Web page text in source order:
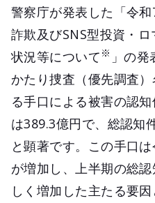
警察庁が発表した「令
詐欺及びSNS型投資・
状況等について ※ 」の
かたり捜査（優先調査
る手口による被害の認
は389.3億円で、総認知
と顕著です。この手口
が増加し、上半期の総
しく増加した主たる要